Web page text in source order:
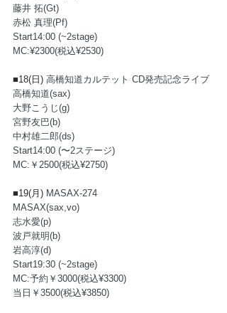
藤井 拓(Gt)
赤松 真理(Pf)
Start14:00 (~2stage)
MC:¥2300(税込¥2530)
■18(日) 高橋知道カルテット CD発売記念ライブ
高橋知道(sax)
大野こうじ(g)
宮野友巴(b)
中村雄二郎(ds)
Start14:00 (〜2ステージ)
MC:￥2500(税込¥2750)
■19(月) MASAX-274
MASAX(sax,vo)
志水愛(p)
波戸就明(b)
岩高淳(d)
Start19:30 (~2stage)
MC:予約￥3000(税込¥3300)
当日￥3500(税込¥3850)